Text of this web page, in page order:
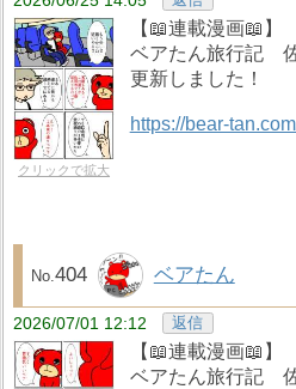
クリックで拡大
【📖連載漫画📖】
ベアたん旅行記
更新しました！
https://bear-
404 ベアたん
2026/07/01 12:12 返信
【📖連載漫画📖】
ベアたん旅行記